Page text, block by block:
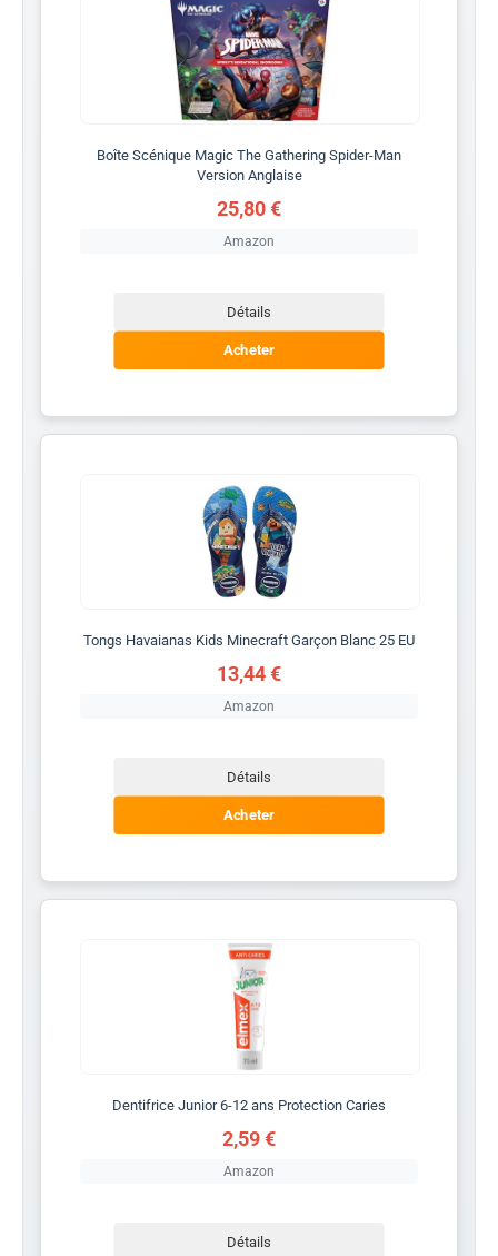
Boîte Scénique Magic The Gathering Spider-Man
Version Anglaise
25,80 €
Amazon
Détails
Acheter
Tongs Havaianas Kids Minecraft Garçon Blanc 25 EU
13,44 €
Amazon
Détails
Acheter
Dentifrice Junior 6-12 ans Protection Caries
2,59 €
Amazon
Détails